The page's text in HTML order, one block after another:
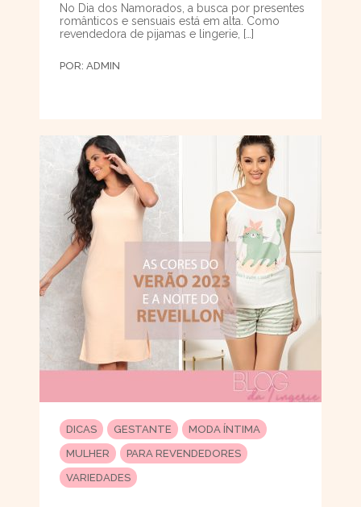
No Dia dos Namorados, a busca por presentes
românticos e sensuais está em alta. Como
revendedora de pijamas e lingerie, […]
POR: ADMIN
DICAS GESTANTE
MODA ÍNTIMA
MULHER
PARA REVENDEDORES
VARIEDADES